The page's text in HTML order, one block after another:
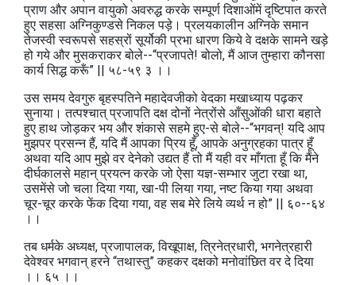
प्राण और अपान वायुको अवरुद्ध करके सम्पूर्ण दिशाओंमें दृष्टिपात करते
हुए सहसा अग्निकुण्डसे निकल पड़े। प्रलयकालीन अग्निके समान
तेजस्वी स्वरूपसे सहस्रों सूर्योकी प्रभा धारण किये वे दक्षके सामने खड़े
हो गये और मुसकराकर बोले--“प्रजापते! बोलो, मैं आज तुम्हारा कौनसा
कार्य सिद्ध करूँ” || ५८-५९ ३ ।।
उस समय देवगुरु बृहस्पतिने महादेवजीको वेदका मखाध्याय पढ़कर
सुनाया। तत्पश्चात्‌ प्रजापति दक्ष दोनों नेत्रोंसे आँसुओंकी धारा बहाते
हुए हाथ जोड़कर भय और शंकासे सहमे हुए-से बोले--“भगवन्‌! यदि आप
मुझपर प्रसन्न हैं, यदि मैं आपका प्रिय हूँ, आपके अनुग्रहका पात्र हूँ
अथवा यदि आप मुझे वर देनेको उद्यत हैं तो मैं यही वर माँगता हूँ कि मैंने
दीर्घकालसे महान्‌ प्रयत्न करके जो ऐसा यज्ञ-सम्भार जुटा रखा था,
उसमेंसे जो चला दिया गया, खा-पी लिया गया, नष्ट किया गया अथवा
चूर-चूर करके फेंक दिया गया, वह सब मेरे लिये व्यर्थ न हो” || ६०--६४
।।
तब धर्मके अध्यक्ष, प्रजापालक, विखूपाक्ष, त्रिनेत्रधारी, भगनेत्रहारी
देवेश्वर भगवान्‌ हरने “तथास्तु” कहकर दक्षको मनोवांछित वर दे दिया
।। ६५ ।।